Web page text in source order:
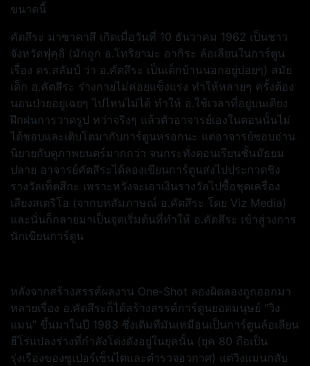
ขนาดนี้
คัตสึระ มาซาคาสึ เกิดเมื่อวันที่ 10 ธันวาคม 1962 เป็นชาว
จังหวัดฟุคุอิ (มักถูก อ.โทริยามะ อากิระ ล้อเลียนในการ์ตูน
เรื่อง ดร.สลัมป์ ว่า อ.คัตสึระ เป็นเด็กบ้านนอกอยู่บ่อยๆ) สมัย
เด็ก อ.คัตสึระ ร่างกายไม่ค่อยแข็งแรง ทำให้หลายๆ ครั้งต้อง
นอนป่วยอยู่เฉยๆ ไปไหนไม่ได้ ทำให้ อ.ใช้เวลาที่อยู่บนเตียง
ฝึกฝนการวาดรูป ทว่าจริงๆ แล้วตัวอาจารย์เองในตอนนั้นไม่
ได้ชอบและเติบโตมากับการ์ตูนหรอกนะ แต่อาจารย์ชอบอ่าน
นิยายกับดูภาพยนตร์มากกว่า จนกระทั่งตอนเรียนชั้นมัธยม
ปลาย อาจารย์คัตสึระได้ลองเขียนการ์ตูนส่งไปประกวดชิง
รางวัลเท็ตสึกะ เพราะหวังจะเอาเงินรางวัลไปซื้อชุดเครื่อง
เสียงสเตริโอ (จากบทสัมภาษณ์ อ.คัตสึระ โดย Viz Media)
และนั่นก็กลายมาเป็นจุดเริ่มต้นที่ทำให้ อ.คัตสึระ เข้าสู่วงการ
นักเขียนการ์ตูน
หลังจากสร้างสรรค์ผลงาน One-Shot ลองผิดลองถูกออกมา
หลายเรื่อง อ.คัตสึระก็ได้สร้างสรรค์การ์ตูนยอดมนุษย์ “วิง
แมน” ขึ้นมาในปี 1983 ซึ่งเดิมทีมันเหมือนเป็นการ์ตูนล้อเลียน
ฮีโร่แปลงร่างที่กำลังโด่งดังอยู่ในยุคนั้น (ยุค 80 ถือเป็น
รุ่งเรืองของซูเปอร์เซ็นไตและตำรวจอวกาศ) แต่วิงแมนกลับ